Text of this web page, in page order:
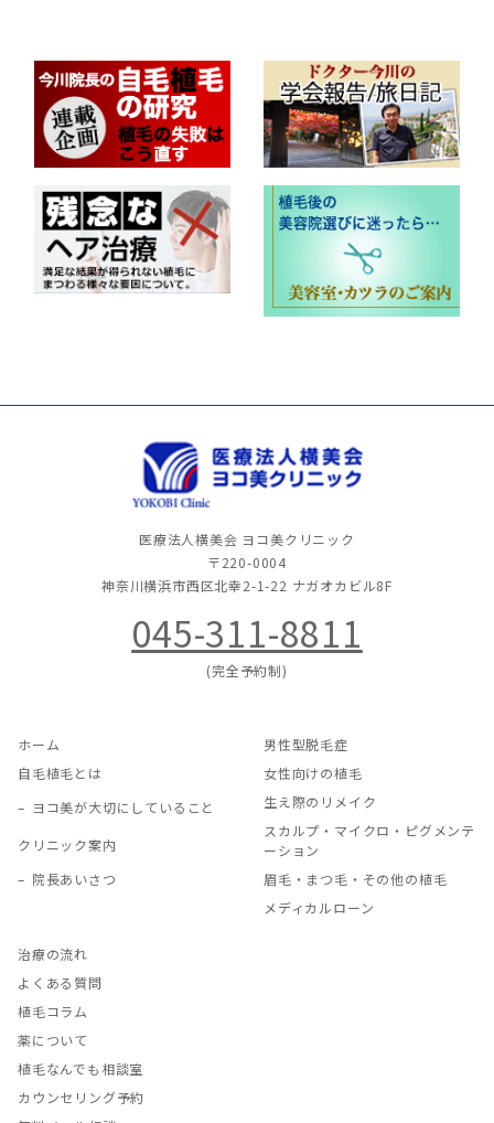
医療法人横美会 ヨコ美クリニック
〒220-0004
神奈川横浜市西区北幸2-1-22 ナガオカビル8F
045-311-8811
(完全予約制)
ホーム
自毛植毛とは
ヨコ美が大切にしていること
クリニック案内
院長あいさつ
男性型脱毛症
女性向けの植毛
生え際のリメイク
スカルプ・マイクロ・ピグメンテ
ーション
眉毛・まつ毛・その他の植毛
メディカルローン
治療の流れ
よくある質問
植毛コラム
薬について
植毛なんでも相談室
カウンセリング予約